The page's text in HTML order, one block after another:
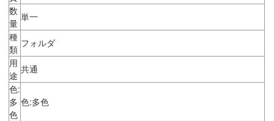
数
量
単一
種
類
フォルダ
用
途
共通
色:
多
色
色:多色